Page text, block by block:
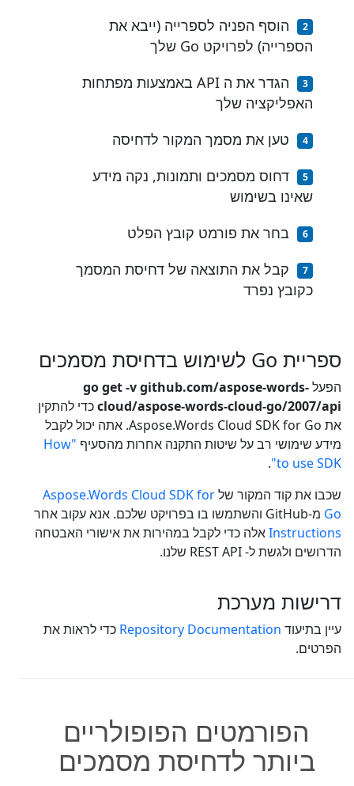
הוסף הפניה לספרייה (ייבא את
הספרייה) לפרויקט Go שלך
הגדר את ה API באמצעות מפתחות
האפליקציה שלך
טען את מסמך המקור לדחיסה
דחוס מסמכים ותמונות, נקה מידע
שאינו בשימוש
בחר את פורמט קובץ הפלט
קבל את התוצאה של דחיסת המסמך
כקובץ נפרד
ספריית Go לשימוש בדחיסת מסמכים
הפעלgo get -v github.com/aspose-words-
cloud/aspose-words-cloud-go/2007/apiכדי להתקין
את Aspose.Words Cloud SDK for Go. אתה יכול לקבל
מידע שימושי רב על שיטות התקנה אחרות מהסעיף "How
to use SDK"
.
שכבו את קוד המקור שלAspose.Words Cloud SDK for
Go מ-GitHub והשתמשו בו בפרויקט שלכם. אנא עקוב אחר
Instructionsאלה כדי לקבל במהירות את אישורי האבטחה
הדרושים ולגשת ל- REST API שלנו.
דרישות מערכת
עיין בתיעוד Repository Documentation כדי לראות את
הפרטים.
הפורמטים הפופולריים
ביותר לדחיסת מסמכים